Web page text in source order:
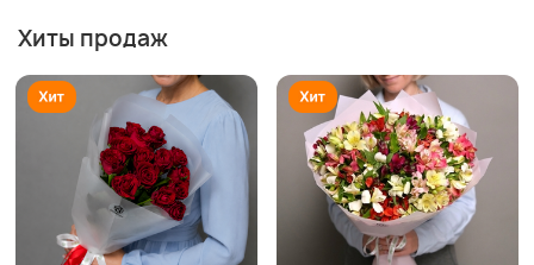
Хиты продаж